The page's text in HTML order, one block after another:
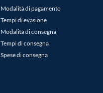
Modalità di pagamento
Tempi di evasione
Modalità di consegna
Tempi di consegna
Spese di consegna